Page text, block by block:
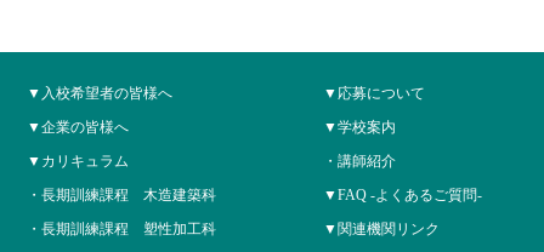
入校希望者の皆様へ
企業の皆様へ
カリキュラム
長期訓練課程 木造建築科
長期訓練課程 塑性加工科
応募について
学校案内
講師紹介
FAQ -よくあるご質問-
関連機関リンク